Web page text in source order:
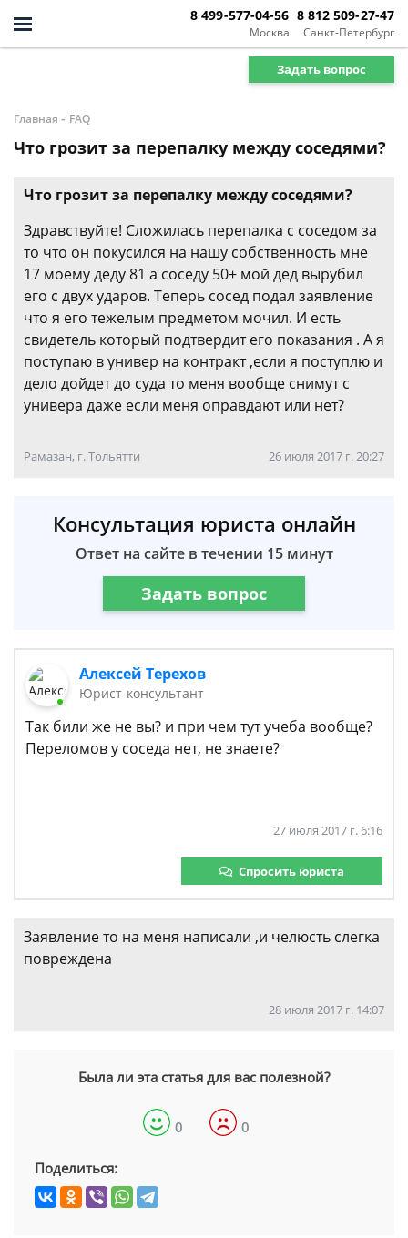
Москва
8 499-577-04-56
Санкт-Петербург
8 812 509-27-47
Задать вопрос
Главная - FAQ
Что грозит за перепалку между соседями?
Что грозит за перепалку между соседями?
Здравствуйте! Сложилась перепалка с соседом за
то что он покусился на нашу собственность мне
17 моему деду 81 а соседу 50+ мой дед вырубил
его с двух ударов. Теперь сосед подал заявление
что я его тежелым предметом мочил. И есть
свидетель который подтвердит его показания . А я
поступаю в универ на контракт ,если я поступлю и
дело дойдет до суда то меня вообще снимут с
универа даже если меня оправдают или нет?
Рамазан, г. Тольятти 26 июля 2017 г. 20:27
Консультация юриста онлайн
Ответ на сайте в течении 15 минут
Задать вопрос
Алексей Терехов
Юрист-консультант
Так били же не вы? и при чем тут учеба вообще?
Переломов у соседа нет, не знаете?
27 июля 2017 г. 6:16
Спросить юриста
Заявление то на меня написали ,и челюсть слегка
повреждена
28 июля 2017 г. 14:07
Была ли эта статья для вас полезной?
0 0
Поделиться: